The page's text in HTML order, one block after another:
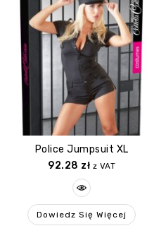
Police Jumpsuit XL
92.28 zł z VAT
Dowiedz Się Więcej